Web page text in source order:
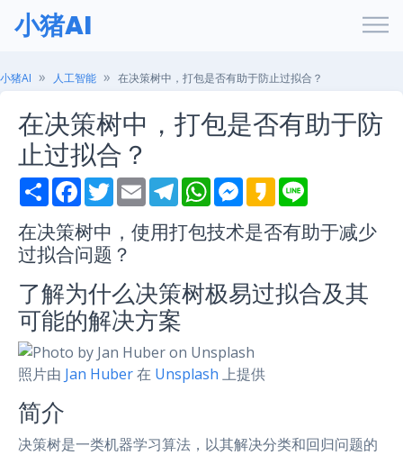
小猪AI
小猪AI 人工智能 在决策树中，打包是否有助于防止过拟合？
在决策树中，打包是否有助于防
止过拟合？
S
h
r
e
F
a
e
b
o
k
T
w
e
E
m
i
l
T
e
e
g
m
W
h
t
s
p
M
e
s
e
e
r
K
a
a
o
e
在决策树中，使用打包技术是否有助于减少
过拟合问题？
了解为什么决策树极易过拟合及其
可能的解决方案
照片由 Jan Huber在 Unsplash 上提供
简介
决策树是一类机器学习算法，以其解决分类和回归问题的